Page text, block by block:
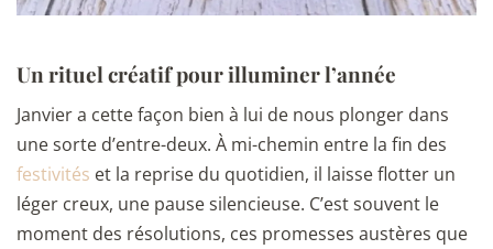
Un rituel créatif pour illuminer l’année
Janvier a cette façon bien à lui de nous plonger dans
une sorte d’entre-deux. À mi-chemin entre la fin des
festivités et la reprise du quotidien, il laisse flotter un
léger creux, une pause silencieuse. C’est souvent le
moment des résolutions, ces promesses austères que